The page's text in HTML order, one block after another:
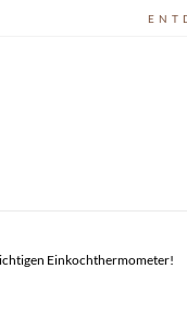
Einkochthermometer!